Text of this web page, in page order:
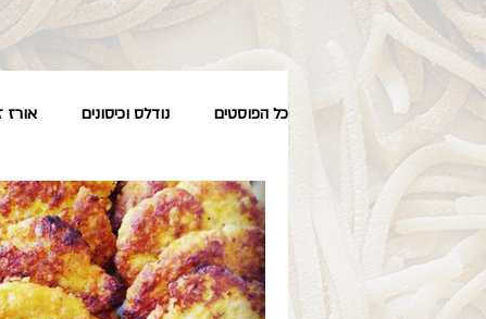
כל הפוסטים נודלס וכיסונים אורז
טבעוני סלטים מחדר